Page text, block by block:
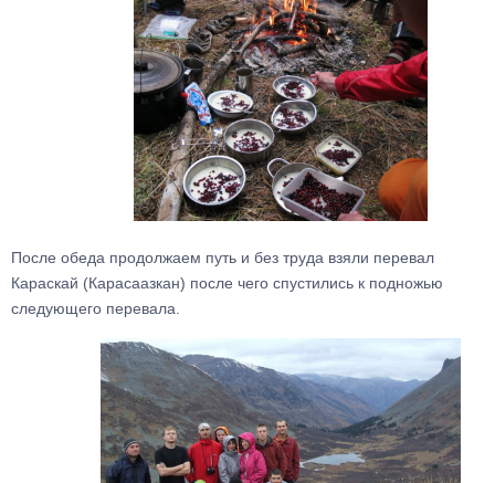
После обеда продолжаем путь и без труда взяли перевал
Караскай (Карасаазкан) после чего спустились к подножью
следующего перевала.